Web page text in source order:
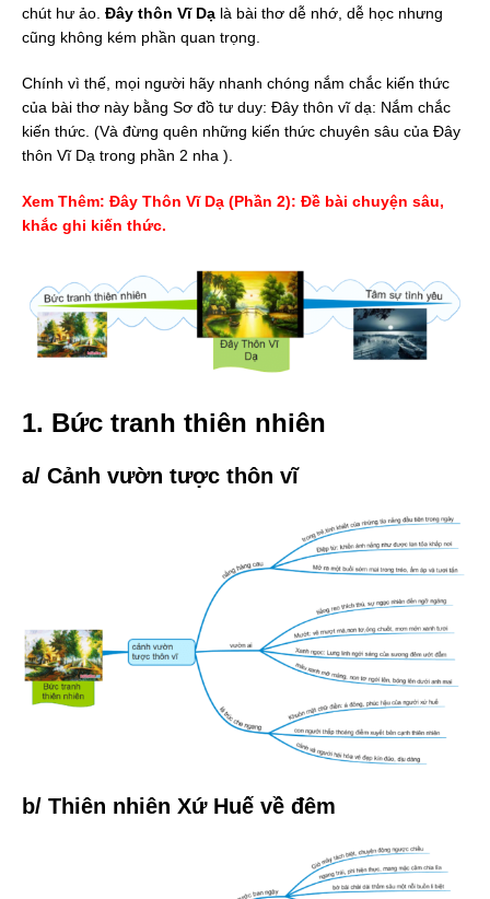
chút hư ảo. Đây thôn Vĩ Dạ là bài thơ dễ nhớ, dễ học nhưng
cũng không kém phần quan trọng.
Chính vì thế, mọi người hãy nhanh chóng nắm chắc kiến thức
của bài thơ này bằng Sơ đồ tư duy: Đây thôn vĩ dạ: Nắm chắc
kiến thức. (Và đừng quên những kiến thức chuyên sâu của Đây
thôn Vĩ Dạ trong phần 2 nha ).
Xem Thêm: Đây Thôn Vĩ Dạ (Phần 2): Đề bài chuyện sâu,
khắc ghi kiến thức.
1. Bức tranh thiên nhiên
a/ Cảnh vườn tược thôn vĩ
b/ Thiên nhiên Xứ Huế về đêm